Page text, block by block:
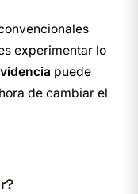
experimentar lo
puede
de cambiar el